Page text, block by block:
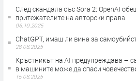
След скандала със Sora 2: OpenAI
притежателите на авторски права
06.10.2025
ChatGPT, имаш ли вина за
28.08.2025
Кръстникът на AI предупреждава –
в машините може да спаси
15.08.2025